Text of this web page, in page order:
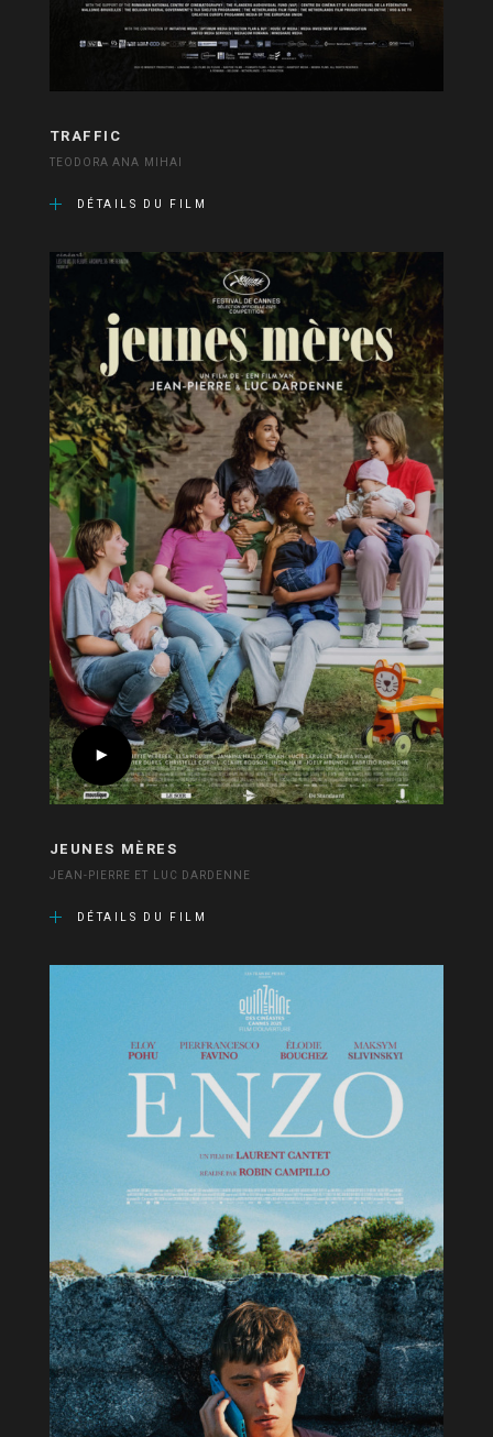
TRAFFIC
TEODORA ANA MIHAI
DÉTAILS DU FILM
JEUNES MÈRES
JEAN-PIERRE ET LUC DARDENNE
DÉTAILS DU FILM